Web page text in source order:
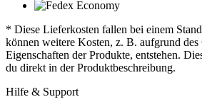
* Diese Lieferkosten fallen bei einem
können weitere Kosten, z. B. aufgrund
Eigenschaften der Produkte, entstehen.
du direkt in der Produktbeschreibung.
Hilfe & Support